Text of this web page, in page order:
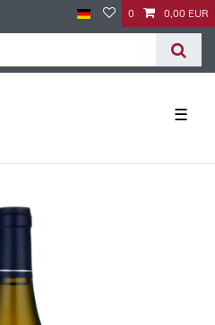
0 0,00 EUR
☰